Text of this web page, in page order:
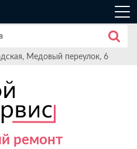
Медовый переулок, 6
ремонт